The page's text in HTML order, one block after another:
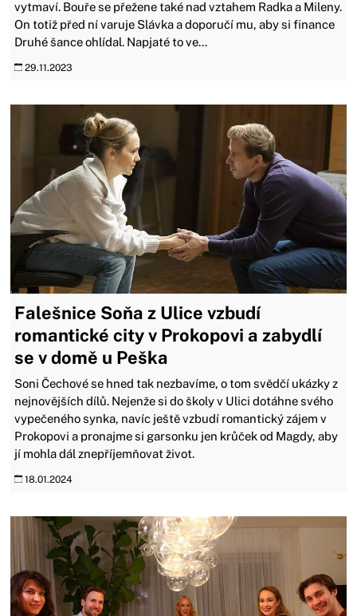
vytmaví. Bouře se přežene také nad vztahem Radka a Mileny.
On totiž před ní varuje Slávka a doporučí mu, aby si finance
Druhé šance ohlídal. Napjaté to ve...
29.11.2023
Falešnice Soňa z Ulice vzbudí
romantické city v Prokopovi a zabydlí
se v domě u Peška
Soni Čechové se hned tak nezbavíme, o tom svědčí ukázky z
nejnovějších dílů. Nejenže si do školy v Ulici dotáhne svého
vypečeného synka, navíc ještě vzbudí romantický zájem v
Prokopovi a pronajme si garsonku jen krůček od Magdy, aby
jí mohla dál znepříjemňovat život.
18.01.2024